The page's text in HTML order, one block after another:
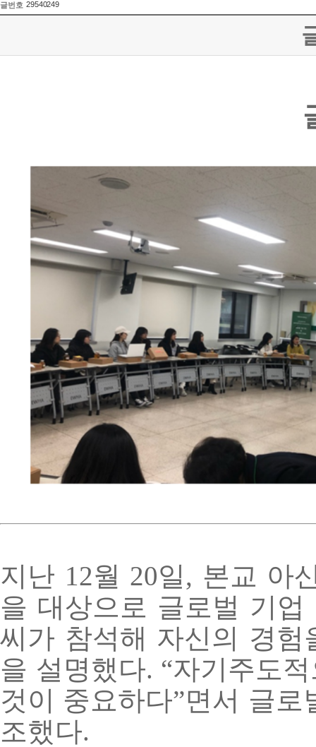
글번호 29540249
지난 12월 20일, 본교 아
을 대상으로 글로벌 기
씨가 참석해 자신의 경
을 설명했다. “자기주도
것이 중요하다”면서 글로
조했다.